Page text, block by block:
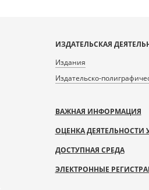
ИЗДАТЕЛЬСКАЯ
Издания
Издательско-
ВАЖНАЯ ИНФОРМАЦИЯ
ОЦЕНКА ДЕЯТЕЛЬНОСТИ
ДОСТУПНАЯ СРЕДА
ЭЛЕКТРОННЫЕ